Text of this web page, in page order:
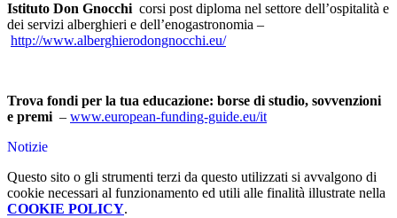
Istituto Don Gnocchi corsi post diploma nel settore dell’ospitalità e
dei servizi alberghieri e dell’enogastronomia –
http://www.alberghierodongnocchi.eu/
Trova fondi per la tua educazione: borse di studio, sovvenzioni
e premi – www.european-funding-guide.eu/it
Notizie
Questo sito o gli strumenti terzi da questo utilizzati si avvalgono di
cookie necessari al funzionamento ed utili alle finalità illustrate nella
COOKIE POLICY.